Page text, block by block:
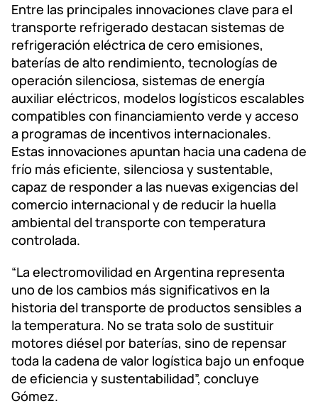
Entre las principales innovaciones clave para el
transporte refrigerado destacan sistemas de
refrigeración eléctrica de cero emisiones,
baterías de alto rendimiento, tecnologías de
operación silenciosa, sistemas de energía
auxiliar eléctricos, modelos logísticos escalables
compatibles con financiamiento verde y acceso
a programas de incentivos internacionales.
Estas innovaciones apuntan hacia una cadena de
frío más eficiente, silenciosa y sustentable,
capaz de responder a las nuevas exigencias del
comercio internacional y de reducir la huella
ambiental del transporte con temperatura
controlada.
“La electromovilidad en Argentina representa
uno de los cambios más significativos en la
historia del transporte de productos sensibles a
la temperatura. No se trata solo de sustituir
motores diésel por baterías, sino de repensar
toda la cadena de valor logística bajo un enfoque
de eficiencia y sustentabilidad”, concluye
Gómez.